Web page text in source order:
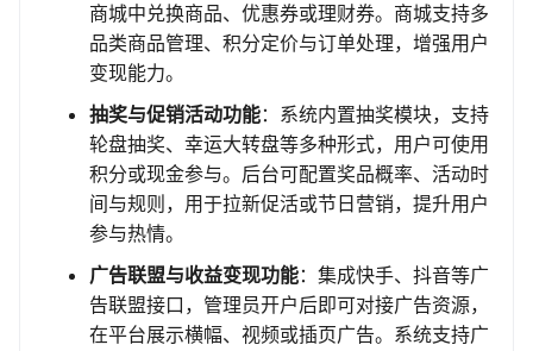
商城中兑换商品、优惠券或理财券。商城支持多
品类商品管理、积分定价与订单处理，增强用户
变现能力。
抽奖与促销活动功能：系统内置抽奖模块，支持
轮盘抽奖、幸运大转盘等多种形式，用户可使用
积分或现金参与。后台可配置奖品概率、活动时
间与规则，用于拉新促活或节日营销，提升用户
参与热情。
广告联盟与收益变现功能：集成快手、抖音等广
告联盟接口，管理员开户后即可对接广告资源，
在平台展示横幅、视频或插页广告。系统支持广